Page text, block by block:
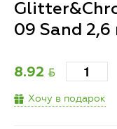
09 Sand 2,6
8.92 BYN
Хочу в подарок